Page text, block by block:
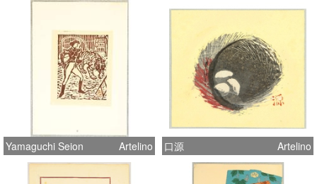
Yamaguchi Seion Artelino 口源 Artelino